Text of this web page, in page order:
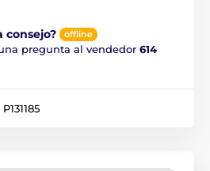
consejo? offline
pregunta al vendedor 614
P131185